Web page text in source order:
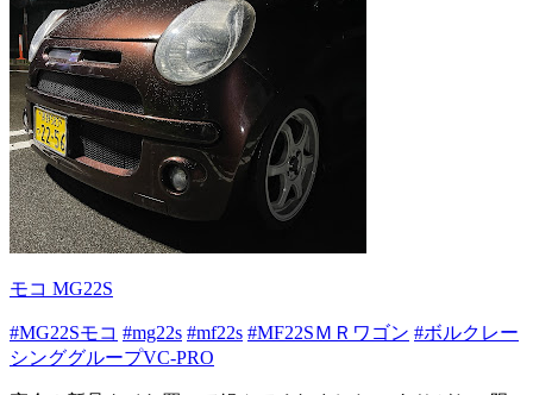
モコ MG22S
#MG22Sモコ #mg22s #mf22s #MF22SＭＲワゴン #ボルクレー
シンググループVC-PRO